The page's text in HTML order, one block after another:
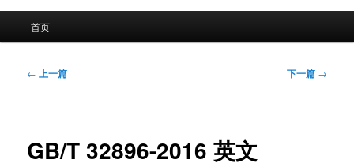
首页
文
← 上一篇 下一篇 →
GB/T 32896-2016 英文